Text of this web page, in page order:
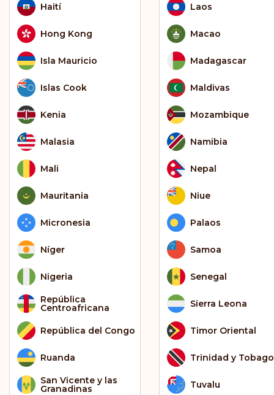
Haití
Hong Kong
Isla Mauricio
Islas Cook
Kenia
Malasia
Mali
Mauritania
Micronesia
Níger
Nigeria
República
Centroafricana
República del Congo
Ruanda
San Vicente y las
Granadinas
Laos
Macao
Madagascar
Maldivas
Mozambique
Namibia
Nepal
Niue
Palaos
Samoa
Senegal
Sierra Leona
Timor Oriental
Trinidad y Tobago
Tuvalu